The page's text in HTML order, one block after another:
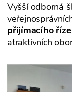
Vyšší odborná
přijímacího
atraktivních